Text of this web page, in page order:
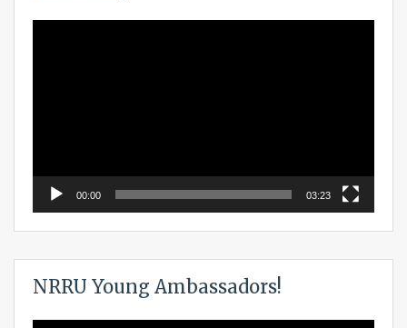
00:00 03:23
NRRU Young Ambassadors!